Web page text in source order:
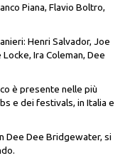
Piana, Flavio Boltro,
Henri Salvador, Joe
Ira Coleman, Dee
è presente nelle più
e dei festivals, in Italia e
Dee Dee Bridgewater, si